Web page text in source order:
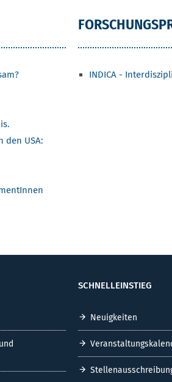
den USA:
INDICA -
SCHNELLEINSTIEG
Neuigkeiten